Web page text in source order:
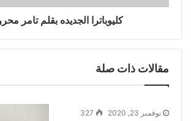
كليوباترا الجديده بقلم تامر
مقالات ذات صلة
نوفمبر 23, 2020 327